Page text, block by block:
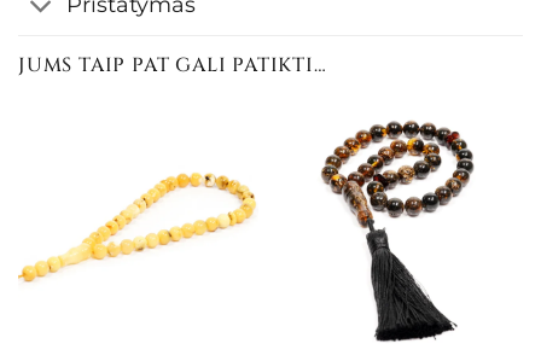
JUMS TAIP PAT GALI PATIKTI…